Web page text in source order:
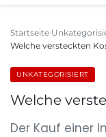
Startseite
Welche versteckten
UNKATEGORISIERT
Welche
Der Kauf einer